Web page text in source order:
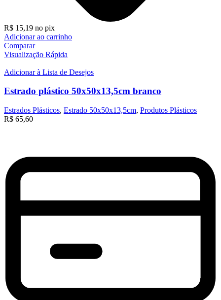
R$ 15,19 no pix
Adicionar ao carrinho
Comparar
Visualização Rápida
Adicionar à Lista de Desejos
Estrado plástico 50x50x13,5cm branco
Estrados Plásticos, Estrado 50x50x13,5cm, Produtos Plásticos
R$ 65,60